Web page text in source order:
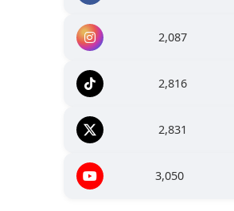
2,087
2,816
2,831
3,050